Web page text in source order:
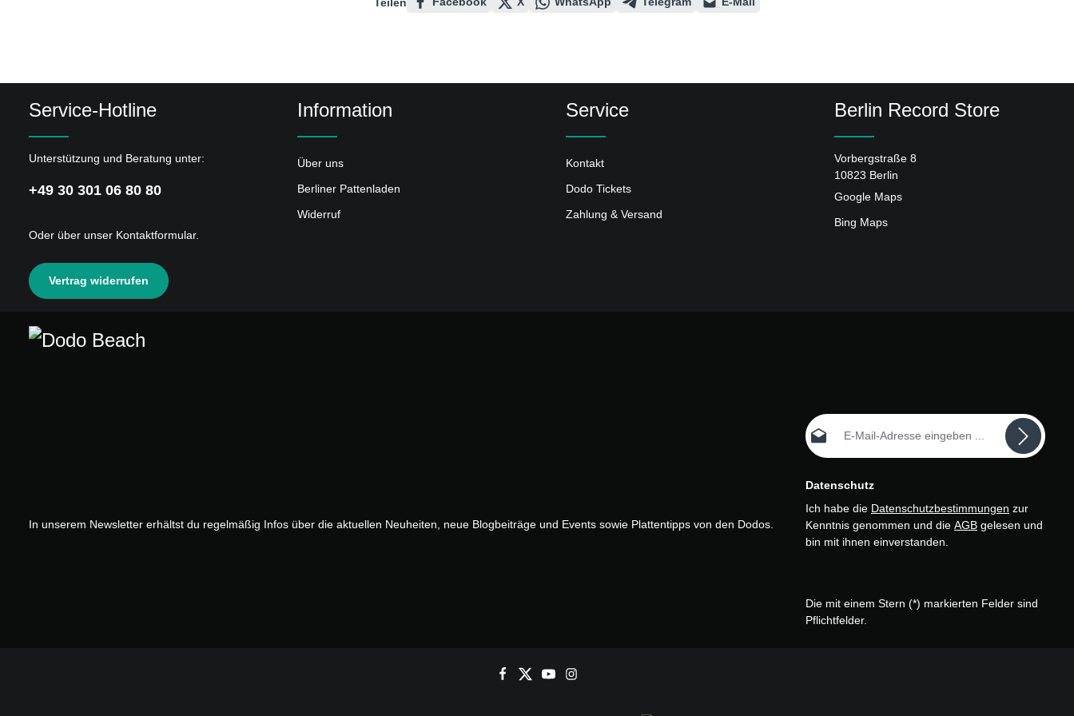
Service-Hotline
Unterstützung und Beratung unter:
+49 30 301 06 80 80
Oder über unser Kontaktformular.
Vertrag widerrufen
Information
Über uns
Berliner Pattenladen
Widerruf
Service
Kontakt
Dodo Tickets
Zahlung & Versand
Berlin Record Store
Vorbergstraße 8
10823 Berlin
Google Maps
Bing Maps
In unserem Newsletter erhältst du regelmäßig Infos über die aktuellen Neuheiten, neue Blogbeiträge und Events sowie Plattentipps von den Dodos.
E-Mail-Adresse*
Datenschutz
Ich habe die Datenschutzbestimmungen zur
Kenntnis genommen und die AGB gelesen und
bin mit ihnen einverstanden.
Die mit einem Stern (*) markierten Felder sind
Pflichtfelder.